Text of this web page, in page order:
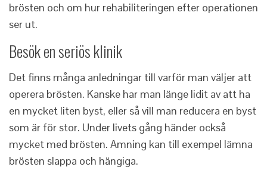
brösten och om hur rehabiliteringen efter operationen
ser ut.
Besök en seriös klinik
Det finns många anledningar till varför man väljer att
operera brösten. Kanske har man länge lidit av att ha
en mycket liten byst, eller så vill man reducera en byst
som är för stor. Under livets gång händer också
mycket med brösten. Amning kan till exempel lämna
brösten slappa och hängiga.